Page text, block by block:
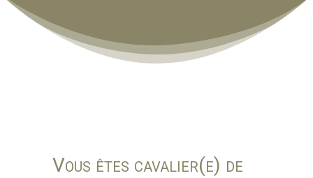
Vous êtes cavalier(e) de